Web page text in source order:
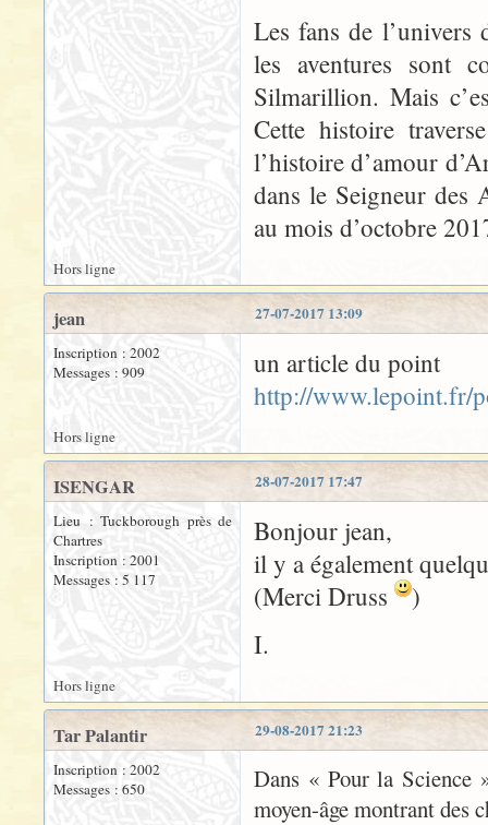
Les fans de l’univers
les aventures sont
Silmarillion. Mais
Cette histoire
l’histoire d’amour
dans le Seigneur des
au mois d’octobre
Hors ligne
27-07-2017 13:09
jean
Inscription : 2002
Messages : 909
un article du point
http://www.lepoint.fr/
Hors ligne
28-07-2017 17:47
ISENGAR
Lieu : Tuckborough près de
Chartres
Inscription : 2001
Messages : 5 117
Bonjour jean,
il y a également
(Merci Druss
)
I.
Hors ligne
29-08-2017 21:23
Tar Palantir
Inscription : 2002
Messages : 650
Dans « Pour la Science
moyen-âge montrant des